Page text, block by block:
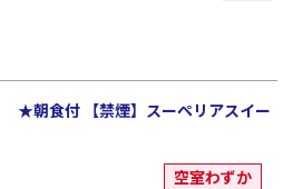
朝食付 【禁煙】スーペリアスイー
空室わずか